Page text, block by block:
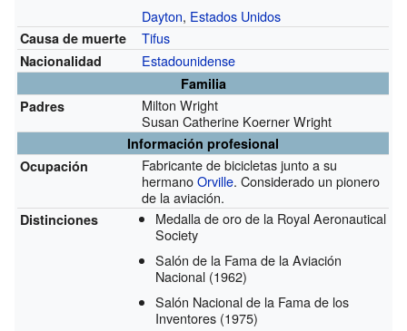
Dayton, Estados Unidos
Causa de muerte Tifus
Nacionalidad Estadounidense
Familia
Padres
Milton Wright
Susan Catherine Koerner Wright
Información profesional
Ocupación
Fabricante de bicicletas junto a su
hermanoOrville. Considerado un pionero
de la aviación.
Distinciones
Medalla de oro de la Royal Aeronautical
Society
Salón de la Fama de la Aviación
Nacional (1962)
Salón Nacional de la Fama de los
Inventores (1975)